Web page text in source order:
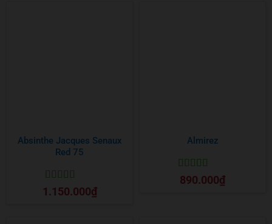
Absinthe Jacques Senaux
Red 75
Được xếp
hạng55 sao
1.150.000₫
Almirez
Được xếp
hạng55 sao
890.000₫